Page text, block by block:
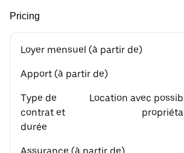
Pricing
Loyer mensuel (à partir de)
Apport (à partir de)
Type de
contrat et
durée
Location avec